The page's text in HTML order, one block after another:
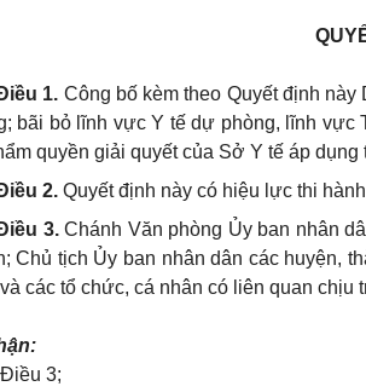
1. Công bố kèm theo Quyết định
bãi bỏ lĩnh vực Y tế dự phòng, lĩnh
quyền giải quyết của Sở Y tế áp
2. Quyết định này có hiệu lực thi
3.Chánh Văn phòng Ủy ban nhân
Chủ tịch Ủy ban nhân dân các huyện,
các tổ chức, cá nhân có liên quan chịu
3;